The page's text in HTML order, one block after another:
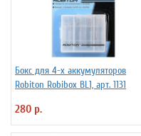
Бокс для 4-х аккумуляторов
Robiton Robibox BL1, арт. 1131
280 р.